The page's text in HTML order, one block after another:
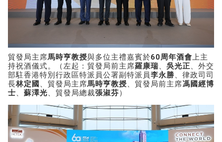
貿發局主席馬時亨教授與多位主禮嘉賓於60 周年酒會 上主
持祝酒儀式。（左起：貿發局前主席羅康瑞 吳光正 、外交
部駐香港特別行政區特派員公署副特派員李永勝 、律政司司
長林定國 、貿發局主席馬時亨教授 、貿發局前主席馮國經博
士
蘇澤光 、貿發局總裁張淑芬）